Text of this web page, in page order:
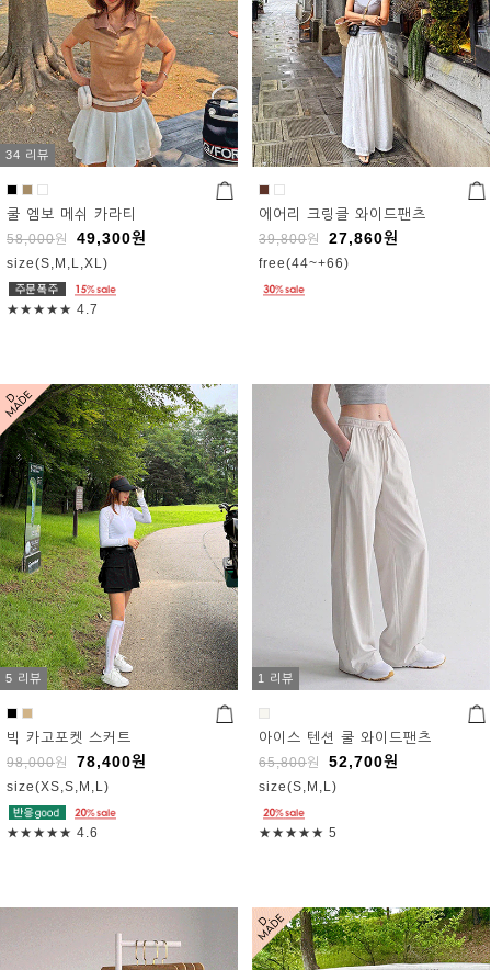
34 리뷰
쿨 엠보 메쉬 카라티
58,000원 49,300원
size(S,M,L,XL)
★★★★★ 4.7
에어리 크링클 와이드팬츠
39,800원 27,860원
free(44~+66)
5 리뷰
빅 카고포켓 스커트
98,000원 78,400원
size(XS,S,M,L)
★★★★★ 4.6
1 리뷰
아이스 텐션 쿨 와이드팬츠
65,800원 52,700원
size(S,M,L)
★★★★★ 5